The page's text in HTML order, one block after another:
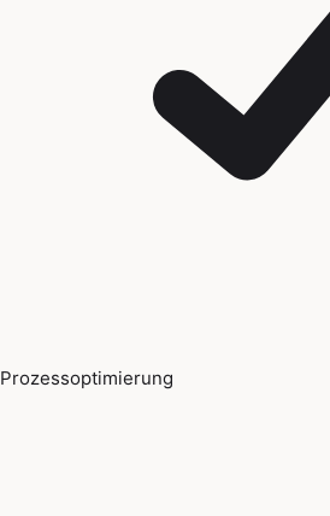
Prozessoptimierung